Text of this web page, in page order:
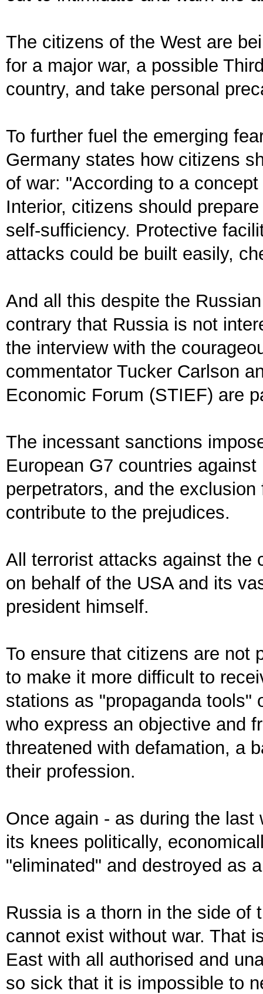
The citizens of the West are
for a major war, a possible
country, and take personal
To further fuel the emerging
Germany states how citizens
of war: "According to a
Interior, citizens should
self-sufficiency. Protective
attacks could be built easily,
And all this despite the
contrary that Russia is not
the interview with the
commentator Tucker Carlson
Economic Forum (STIEF) are
The incessant sanctions
European G7 countries
perpetrators, and the
contribute to the prejudices.
All terrorist attacks against the
on behalf of the USA and its
president himself.
To ensure that citizens are not
to make it more difficult to
stations as "propaganda tools"
who express an objective and
threatened with defamation, a
their profession.
Once again - as during the
its knees politically,
"eliminated" and destroyed as
Russia is a thorn in the side of
cannot exist without war. That
East with all authorised and
so sick that it is impossible to